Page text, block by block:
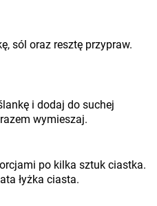
sól oraz resztę przypraw.
i dodaj do suchej
wymieszaj.
po kilka sztuk ciastka.
łyżka ciasta.